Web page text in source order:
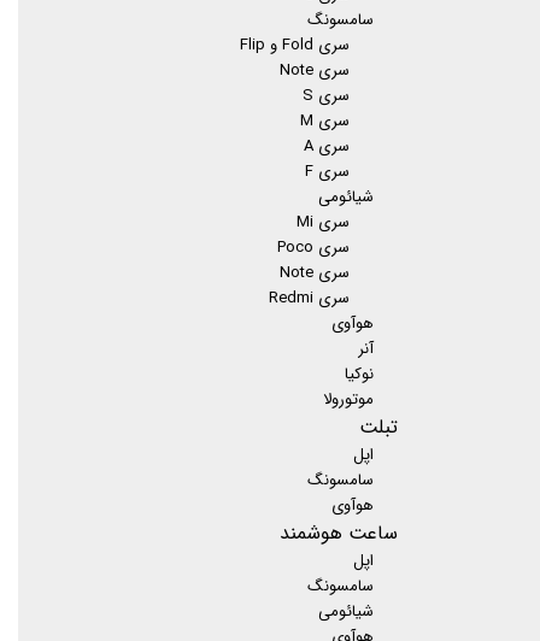
سامسونگ
سری Fold و Flip
سری Note
سری S
سری M
سری A
سری F
شیائومی
سری Mi
سری Poco
سری Note
سری Redmi
هوآوی
آنر
نوکیا
موتورولا
تبلت
اپل
سامسونگ
هوآوی
ساعت هوشمند
اپل
سامسونگ
شیائومی